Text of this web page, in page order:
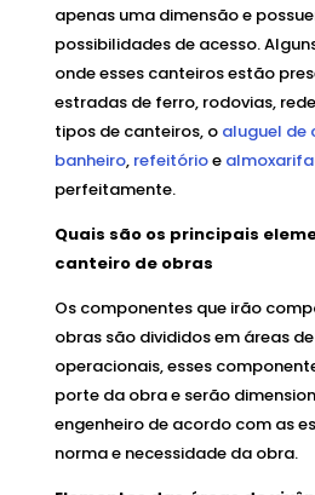
apenas uma dimensão e
possibilidades de acesso.
onde esses canteiros estão
estradas de ferro, rodovias,
tipos de canteiros, o aluguel de
banheiro, refeitórioe
perfeitamente.
Quais são os principais
canteiro de obras
Os componentes que irão
obras são divididos em áreas
operacionais, esses
porte da obra e serão
engenheiro de acordo com as
norma e necessidade da obra.